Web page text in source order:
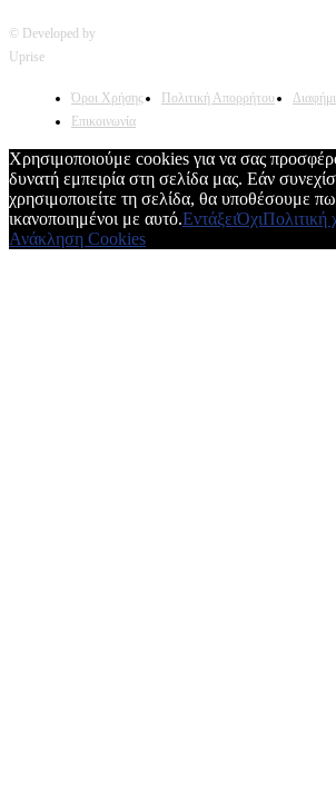
© Developed by
Uprise
Όροι Χρήσης Πολιτική Απορρήτου
Επικοινωνία
Χρησιμοποιούμε cookies για να σας
δυνατή εμπειρία στη σελίδα μας. Εάν
χρησιμοποιείτε τη σελίδα, θα υποθέσουμε
ικανοποιημένοι με αυτό.ΕντάξειΌχιΠολιτική
Ανάκληση Cookies